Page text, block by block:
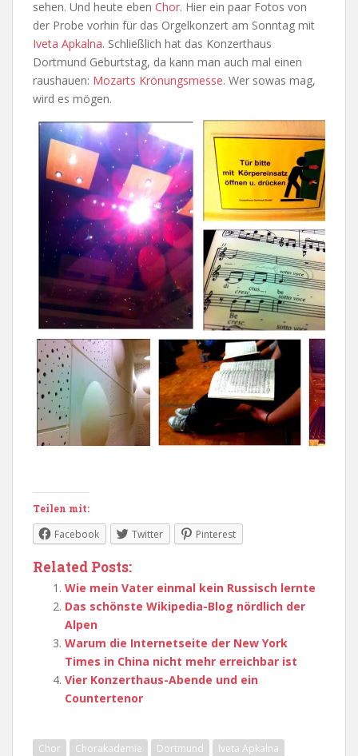
sehen. Und heute eben Chor. Hier ein paar Fotos von
der Probe vorhin für das Orgelkonzert am Sonntag mit
Iveta Apkalna. Schließlich hat das Konzerthaus
Dortmund Geburtstag, da kann man auch mal einen
raushauen: Mozarts Krönungsmesse. Wer sowas mag,
wird es mögen.
Teilen mit:
Facebook Twitter Pinterest
Related Posts:
Wie mein Vater einmal kein Russisch lernte
Das schönste Wikipedia-Blog nördlich der
Alpen
Warum die Internetseite der New York
Times in China nicht mehr erreichbar ist
Vier Konzerthaus-Abende und ein
Countertenor
Chor Chorakademie Dortmund
Iveta Apkalna